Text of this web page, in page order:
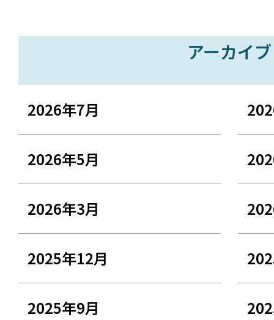
アーカイブ
2026年7月
2026年5月
2026年3月
2025年12月
2025年9月